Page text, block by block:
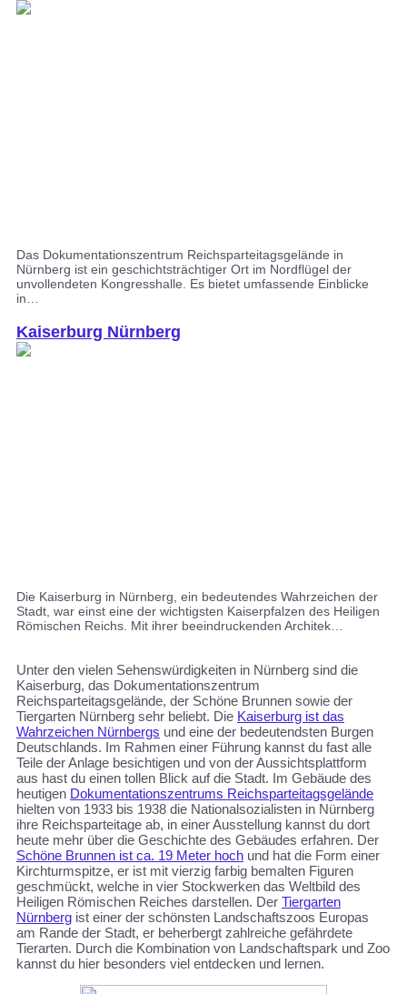
Das Dokumentationszentrum Reichsparteitagsgelände in
Nürnberg ist ein geschichtsträchtiger Ort im Nordflügel der
unvollendeten Kongresshalle. Es bietet umfassende Einblicke
in…
Kaiserburg Nürnberg
Die Kaiserburg in Nürnberg, ein bedeutendes Wahrzeichen der
Stadt, war einst eine der wichtigsten Kaiserpfalzen des Heiligen
Römischen Reichs. Mit ihrer beeindruckenden Architek…
Unter den vielen Sehenswürdigkeiten in Nürnberg sind die
Kaiserburg, das Dokumentationszentrum
Reichsparteitagsgelände, der Schöne Brunnen sowie der
Tiergarten Nürnberg sehr beliebt. Die Kaiserburg ist das
Wahrzeichen Nürnbergs und eine der bedeutendsten Burgen
Deutschlands. Im Rahmen einer Führung kannst du fast alle
Teile der Anlage besichtigen und von der Aussichtsplattform
aus hast du einen tollen Blick auf die Stadt. Im Gebäude des
heutigen Dokumentationszentrums Reichsparteitagsgelände
hielten von 1933 bis 1938 die Nationalsozialisten in Nürnberg
ihre Reichsparteitage ab, in einer Ausstellung kannst du dort
heute mehr über die Geschichte des Gebäudes erfahren. Der
Schöne Brunnen ist ca. 19 Meter hoch und hat die Form einer
Kirchturmspitze, er ist mit vierzig farbig bemalten Figuren
geschmückt, welche in vier Stockwerken das Weltbild des
Heiligen Römischen Reiches darstellen. Der Tiergarten
Nürnberg ist einer der schönsten Landschaftszoos Europas
am Rande der Stadt, er beherbergt zahlreiche gefährdete
Tierarten. Durch die Kombination von Landschaftspark und Zoo
kannst du hier besonders viel entdecken und lernen.